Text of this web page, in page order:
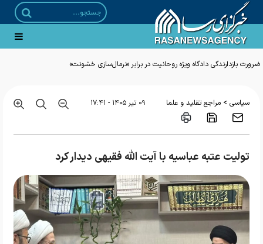
ضرورت بازدارندگی دادگاه ویژه روحانیت در برابر «نرمال‌سازی خشونت»
سیاسی > مراجع تقلید و علما ۰۹ تير ۱۴۰۵ - ۱۷:۴۱
تولیت عتبه عباسیه با آیت الله فقیهی دیدار کرد